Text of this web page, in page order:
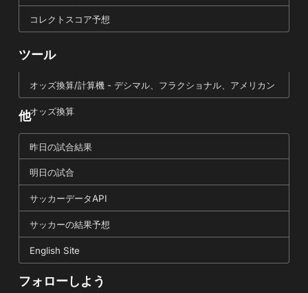
コレクトスコア予想
ツール
オッズ換算/計算機 - デシマル、フラクショナル、アメリカン
オッズ換算
他
昨日の試合結果
明日の試合
サッカーデータAPI
サッカーの結果予想
English Site
フォローしよう